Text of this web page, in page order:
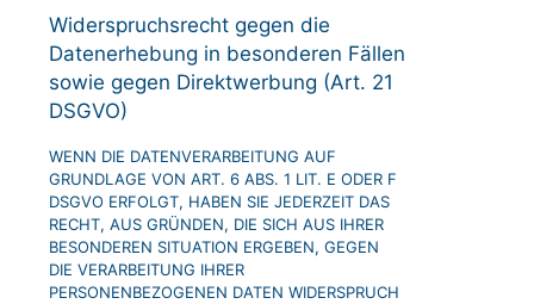
Widerspruchsrecht gegen die
Datenerhebung in besonderen Fällen
sowie gegen Direktwerbung (Art. 21
DSGVO)
WENN DIE DATENVERARBEITUNG AUF
GRUNDLAGE VON ART. 6 ABS. 1 LIT. E ODER F
DSGVO ERFOLGT, HABEN SIE JEDERZEIT DAS
RECHT, AUS GRÜNDEN, DIE SICH AUS IHRER
BESONDEREN SITUATION ERGEBEN, GEGEN
DIE VERARBEITUNG IHRER
PERSONENBEZOGENEN DATEN WIDERSPRUCH